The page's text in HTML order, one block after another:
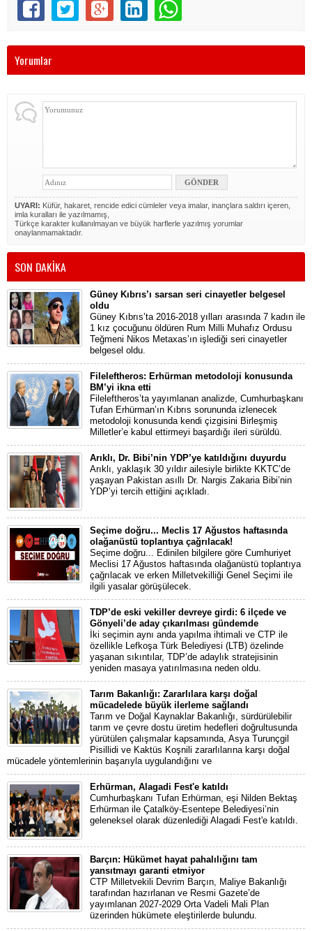
Yorumlar
UYARI: Küfür, hakaret, rencide edici cümleler veya imalar, inançlara saldırı içeren,
imla kuralları ile yazılmamış,
Türkçe karakter kullanılmayan ve büyük harflerle yazılmış yorumlar
onaylanmamaktadır.
SON DAKİKA
Güney Kıbrıs’ı sarsan seri cinayetler belgesel
oldu
Güney Kıbrıs’ta 2016-2018 yılları arasında 7 kadın ile
1 kız çocuğunu öldüren Rum Milli Muhafız Ordusu
Teğmeni Nikos Metaxas’ın işlediği seri cinayetler
belgesel oldu.
Fileleftheros: Erhürman metodoloji konusunda
BM’yi ikna etti
Fileleftheros’ta yayımlanan analizde, Cumhurbaşkanı
Tufan Erhürman’ın Kıbrıs sorununda izlenecek
metodoloji konusunda kendi çizgisini Birleşmiş
Milletler’e kabul ettirmeyi başardığı ileri sürüldü.
Arıklı, Dr. Bibi’nin YDP’ye katıldığını duyurdu
Arıklı, yaklaşık 30 yıldır ailesiyle birlikte KKTC’de
yaşayan Pakistan asıllı Dr. Nargis Zakaria Bibi’nin
YDP’yi tercih ettiğini açıkladı.
Seçime doğru... Meclis 17 Ağustos haftasında
olağanüstü toplantıya çağrılacak!
Seçime doğru... Edinilen bilgilere göre Cumhuriyet
Meclisi 17 Ağustos haftasında olağanüstü toplantıya
çağrılacak ve erken Milletvekilliği Genel Seçimi ile
ilgili yasalar görüşülecek.
TDP’de eski vekiller devreye girdi: 6 ilçede ve
Gönyeli’de aday çıkarılması gündemde
İki seçimin aynı anda yapılma ihtimali ve CTP ile
özellikle Lefkoşa Türk Belediyesi (LTB) özelinde
yaşanan sıkıntılar, TDP’de adaylık stratejisinin
yeniden masaya yatırılmasına neden oldu.
Tarım Bakanlığı: Zararlılara karşı doğal
mücadelede büyük ilerleme sağlandı
Tarım ve Doğal Kaynaklar Bakanlığı, sürdürülebilir
tarım ve çevre dostu üretim hedefleri doğrultusunda
yürütülen çalışmalar kapsamında, Asya Turunçgil
Pisillidi ve Kaktüs Koşnili zararlılarına karşı doğal
mücadele yöntemlerinin başarıyla uygulandığını ve
Erhürman, Alagadi Fest'e katıldı
Cumhurbaşkanı Tufan Erhürman, eşi Nilden Bektaş
Erhürman ile Çatalköy-Esentepe Belediyesi’nin
geleneksel olarak düzenlediği Alagadi Fest'e katıldı.
Barçın: Hükümet hayat pahalılığını tam
yansıtmayı garanti etmiyor
CTP Milletvekili Devrim Barçın, Maliye Bakanlığı
tarafından hazırlanan ve Resmi Gazete’de
yayımlanan 2027-2029 Orta Vadeli Mali Plan
üzerinden hükümete eleştirilerde bulundu.